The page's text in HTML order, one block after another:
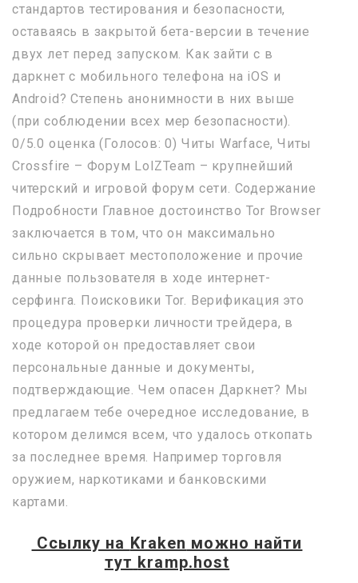
стандартов тестирования и безопасности,
оставаясь в закрытой бета-версии в течение
двух лет перед запуском. Как зайти с в
даркнет с мобильного телефона на iOS и
Android? Степень анонимности в них выше
(при соблюдении всех мер безопасности).
0/5.0 оценка (Голосов: 0) Читы Warface, Читы
Crossfire – Форум LolZTeam – крупнейший
читерский и игровой форум сети. Содержание
Подробности Главное достоинство Tor Browser
заключается в том, что он максимально
сильно скрывает местоположение и прочие
данные пользователя в ходе интернет-
серфинга. Поисковики Tor. Верификация это
процедура проверки личности трейдера, в
ходе которой он предоставляет свои
персональные данные и документы,
подтверждающие. Чем опасен Даркнет? Мы
предлагаем тебе очередное исследование, в
котором делимся всем, что удалось откопать
за последнее время. Например торговля
оружием, наркотиками и банковскими
картами.
Ссылку на Kraken можно найти
тут kramp.host